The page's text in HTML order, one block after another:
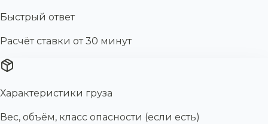
Быстрый ответ
Расчёт ставки от 30 минут
Характеристики груза
Вес, объём, класс опасности (если есть)